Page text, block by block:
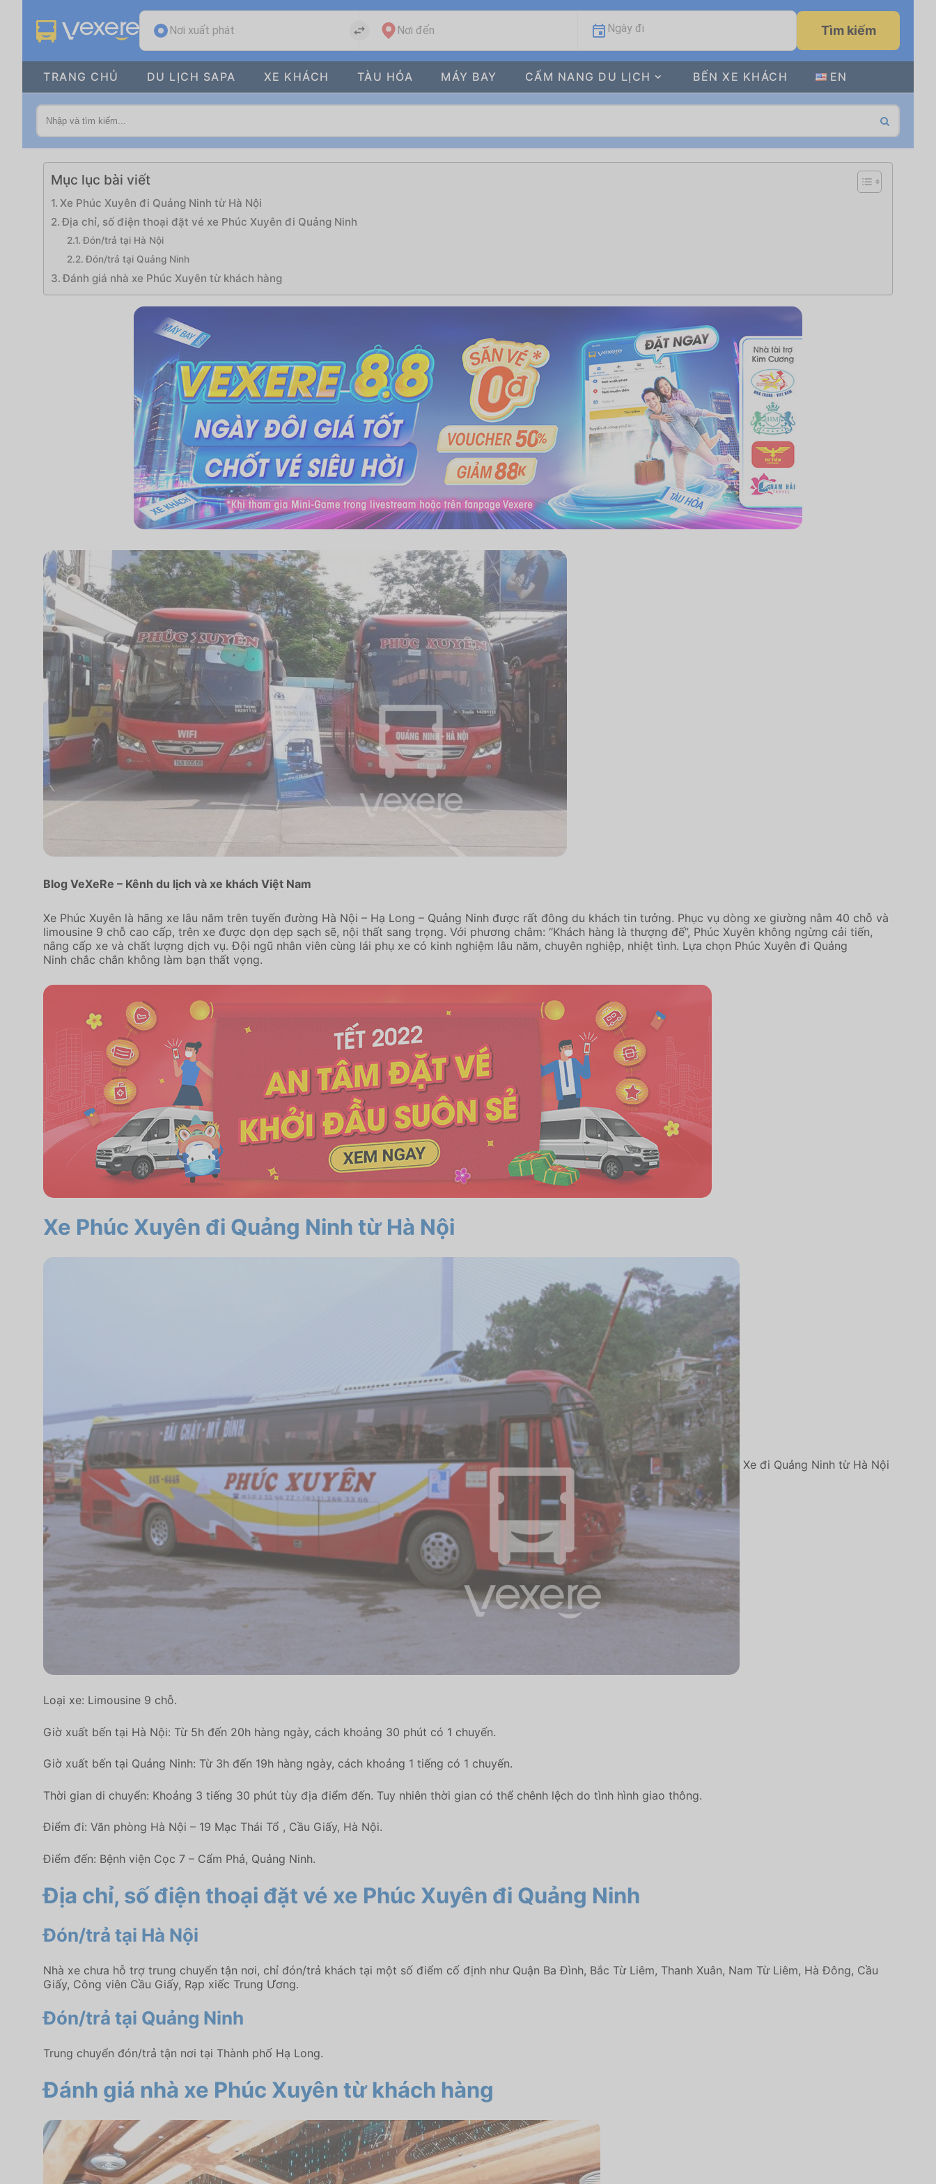
Nơi xuất phát Nơi đến Ngày đi Tìm kiếm
TRANG CHỦ DU LỊCH SAPA XE KHÁCH TÀU HỎA MÁY BAY CẨM NANG DU LỊCH BẾN XE KHÁCH EN
Mục lục bài viết
Xe Phúc Xuyên đi Quảng Ninh từ Hà Nội
Địa chỉ, số điện thoại đặt vé xe Phúc Xuyên đi Quảng Ninh
Đón/trả tại Hà Nội
Đón/trả tại Quảng Ninh
Đánh giá nhà xe Phúc Xuyên từ khách hàng
Blog VeXeRe – Kênh du lịch và xe khách Việt Nam
Xe Phúc Xuyên là hãng xe lâu năm trên tuyến đường Hà Nội – Hạ Long – Quảng Ninh được rất đông du khách tin tưởng. Phục vụ dòng xe giường nằm 40 chỗ và
limousine 9 chỗ cao cấp, trên xe được dọn dẹp sạch sẽ, nội thất sang trọng. Với phương châm: “Khách hàng là thượng đế”, Phúc Xuyên không ngừng cải tiến,
nâng cấp xe và chất lượng dịch vụ. Đội ngũ nhân viên cùng lái phụ xe có kinh nghiệm lâu năm, chuyên nghiệp, nhiệt tình. Lựa chọn Phúc Xuyên đi Quảng
Ninh chắc chắn không làm bạn thất vọng.
Xe Phúc Xuyên đi Quảng Ninh từ Hà Nội
Xe đi Quảng Ninh từ Hà Nội
Loại xe: Limousine 9 chỗ.
Giờ xuất bến tại Hà Nội: Từ 5h đến 20h hàng ngày, cách khoảng 30 phút có 1 chuyến.
Giờ xuất bến tại Quảng Ninh: Từ 3h đến 19h hàng ngày, cách khoảng 1 tiếng có 1 chuyến.
Thời gian di chuyển: Khoảng 3 tiếng 30 phút tùy địa điểm đến. Tuy nhiên thời gian có thể chênh lệch do tình hình giao thông.
Điểm đi: Văn phòng Hà Nội – 19 Mạc Thái Tổ , Cầu Giấy, Hà Nội.
Điểm đến: Bệnh viện Cọc 7 – Cẩm Phả, Quảng Ninh.
Địa chỉ, số điện thoại đặt vé xe Phúc Xuyên đi Quảng Ninh
Đón/trả tại Hà Nội
Nhà xe chưa hỗ trợ trung chuyển tận nơi, chỉ đón/trả khách tại một số điểm cố định như Quận Ba Đình, Bắc Từ Liêm, Thanh Xuân, Nam Từ Liêm, Hà Đông, Cầu
Giấy, Công viên Cầu Giấy, Rạp xiếc Trung Ương.
Đón/trả tại Quảng Ninh
Trung chuyển đón/trả tận nơi tại Thành phố Hạ Long.
Đánh giá nhà xe Phúc Xuyên từ khách hàng